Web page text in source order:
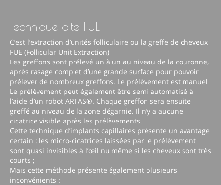
Technique dite FUE
C’est l’extraction d’unités folliculaire ou la greffe de cheveux
FUE (Follicular Unit Extraction).
Les greffons sont prélevé un à un au niveau de la couronne,
après rasage complet d’une grande surface pour pouvoir
prélever de nombreux greffons. Le prélèvement est manuel
Le prélèvement peut également être semi automatisé à
l’aide d’un robot ARTAS®. Chaque greffon sera ensuite
greffé au niveau de la zone dégarnie. Il n’y a aucune
cicatrice visible après les prélèvements.
Cette technique d’implants capillaires présente un avantage
certain : les micro-cicatrices laissées par le prélèvement
sont quasi invisibles à l’œil nu même si les cheveux sont très
courts ;
Mais cette méthode présente également plusieurs
inconvénients :